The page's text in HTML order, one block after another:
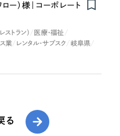
ー）様｜コーポレート
ストラン）
医療・福祉
業 レンタル・サブスク
岐阜県
る